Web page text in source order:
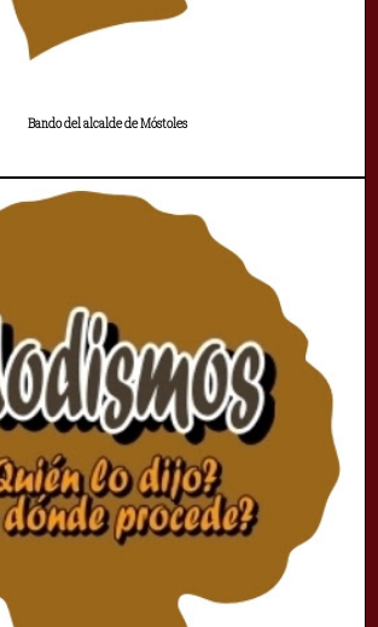
Bando del alcalde de Móstoles